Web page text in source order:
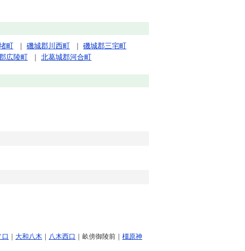
町 ｜ 磯城郡川西町 ｜ 磯城郡三宅町
広陵町 ｜ 北葛城郡河合町
口 ｜ 大和八木 ｜ 八木西口 ｜畝傍御陵前｜ 橿原神